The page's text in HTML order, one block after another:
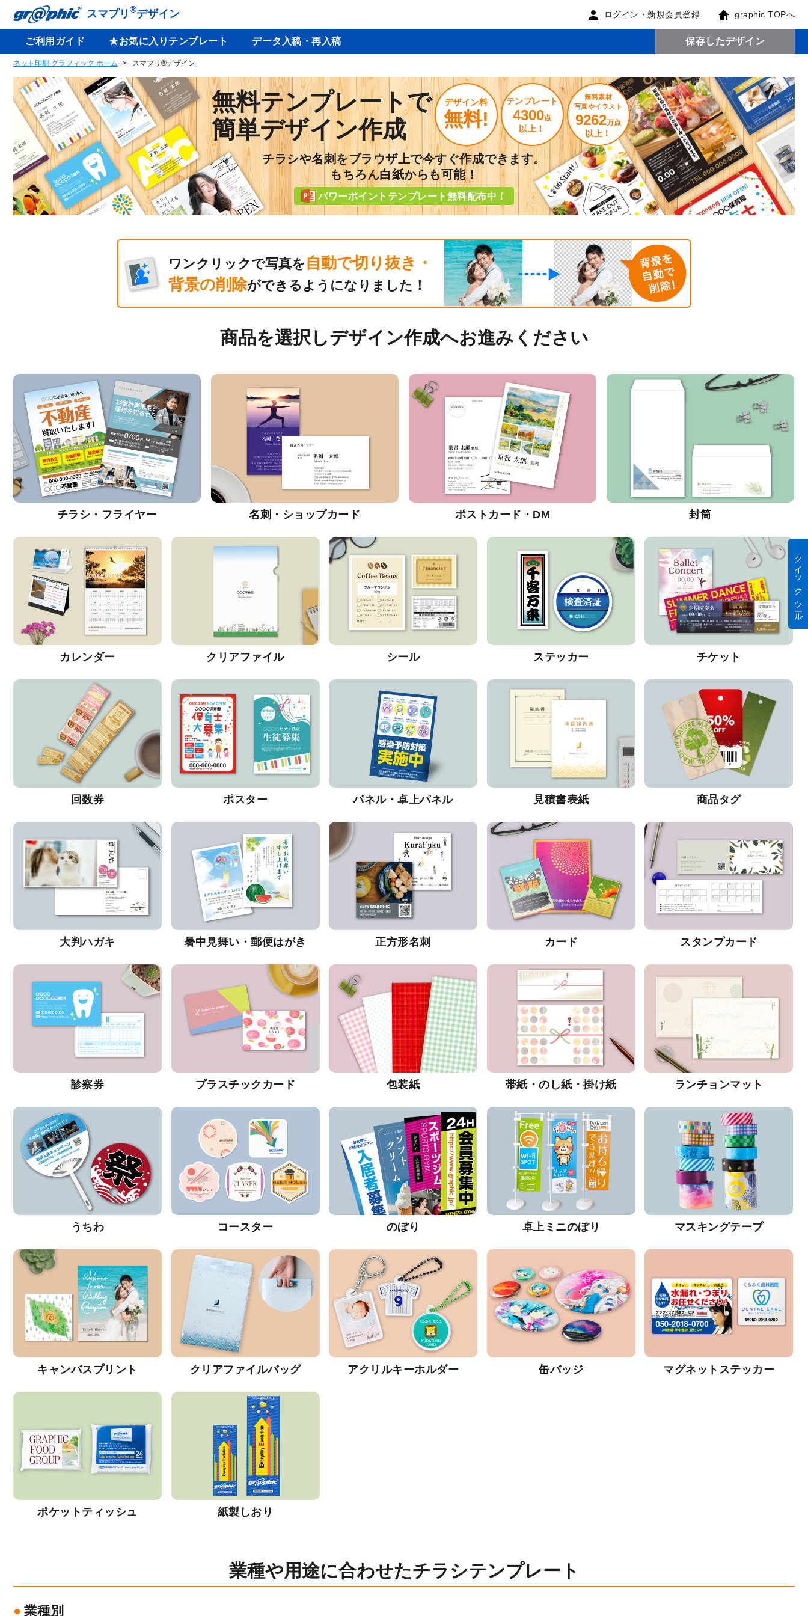
スマプリ ®デザイン ログイン・新規会員登録 graphic TOPへ
ご利用ガイド ★お気に入りテンプレート データ入稿・再入稿 保存したデザイン
ネット印刷 グラフィック ホーム スマプリ®デザイン
無料テンプレートで
簡単デザイン作成
デザイン料
無料!
テンプレート
4300点
以上！
無料素材
写真やイラスト
9262万点
以上！
チラシや名刺をブラウザ上で今すぐ作成できます。
もちろん白紙からも可能！
パワーポイントテンプレート無料配布中！
ワンクリックで写真を 自動で切り抜き・
背景の削除ができるようになりました！
商品を選択しデザイン作成へお進みください
チラシ・フライヤー 名刺・ショップカード ポストカード・DM 封筒
カレンダー クリアファイル シール ステッカー チケット
回数券 ポスター パネル・卓上パネル 見積書表紙 商品タグ
大判ハガキ 暑中見舞い・郵便はがき 正方形名刺 カード スタンプカード
診察券 プラスチックカード 包装紙 帯紙・のし紙・掛け紙 ランチョンマット
うちわ コースター のぼり 卓上ミニのぼり マスキングテープ
キャンバスプリント クリアファイルバッグ アクリルキーホルダー 缶バッジ マグネットステッカー
ポケットティッシュ 紙製しおり
業種や用途に合わせたチラシテンプレート
業種別
クイック ツール